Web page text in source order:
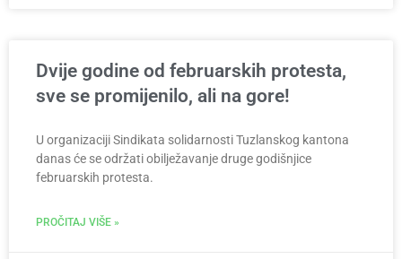
Dvije godine od februarskih protesta,
sve se promijenilo, ali na gore!
U organizaciji Sindikata solidarnosti Tuzlanskog kantona
danas će se održati obilježavanje druge godišnjice
februarskih protesta.
PROČITAJ VIŠE »